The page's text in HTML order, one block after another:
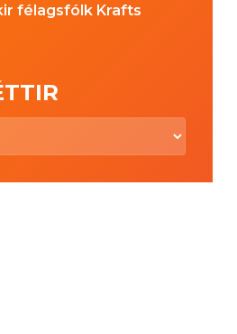
félagsfólk Krafts